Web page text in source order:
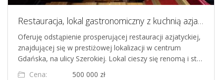
Restauracja, lokal gastronomiczny z kuchnią azjatycką, Gdańsk
Oferuję odstąpienie prosperującej restauracji azjatyckiej,
znajdującej się w prestiżowej lokalizacji w centrum
Gdańska, na ulicy Szerokiej. Lokal cieszy się renomą i st…
Cena:
500 000 zł